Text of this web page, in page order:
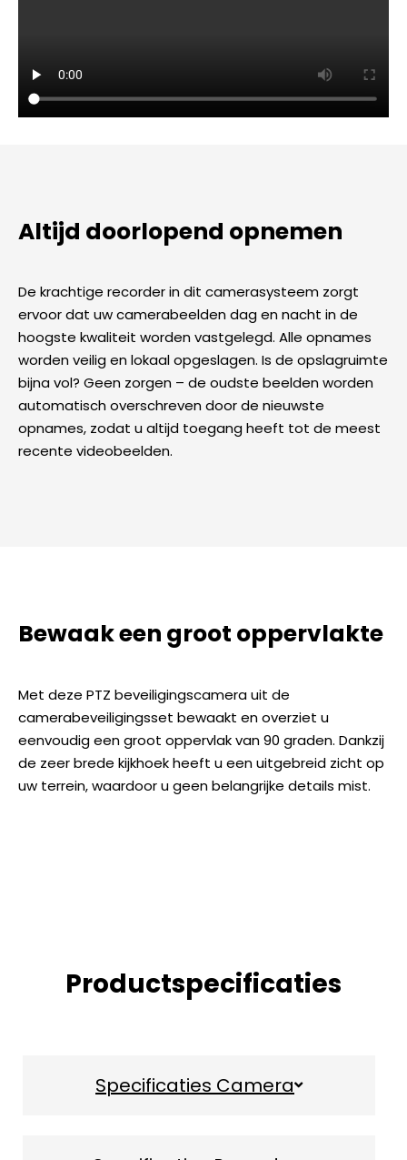
Altijd doorlopend opnemen
De krachtige recorder in dit camerasysteem zorgt
ervoor dat uw camerabeelden dag en nacht in de
hoogste kwaliteit worden vastgelegd. Alle opnames
worden veilig en lokaal opgeslagen. Is de opslagruimte
bijna vol? Geen zorgen – de oudste beelden worden
automatisch overschreven door de nieuwste
opnames, zodat u altijd toegang heeft tot de meest
recente videobeelden.
Bewaak een groot oppervlakte
Met deze PTZ beveiligingscamera uit de
camerabeveiligingsset bewaakt en overziet u
eenvoudig een groot oppervlak van 90 graden. Dankzij
de zeer brede kijkhoek heeft u een uitgebreid zicht op
uw terrein, waardoor u geen belangrijke details mist.
Productspecificaties
Specificaties Camera